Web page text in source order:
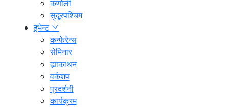
कर्णाली
सुदूरपश्चिम
इभेन्ट
कन्फेरेन्स
सेमिनार
ह्याकाथन
वर्कशप
प्रदर्शनी
कार्यक्रम